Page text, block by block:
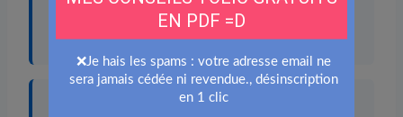
And it’ll be expensive to park up there,
too.
62. Why is the woman going to the